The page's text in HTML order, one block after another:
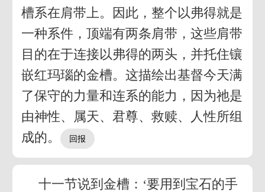
槽系在肩带上。因此，整个以弗得就是
一种系件，顶端有两条肩带，这些肩带
目的在于连接以弗得的两头，并托住镶
嵌红玛瑙的金槽。这描绘出基督今天满
了保守的力量和连系的能力，因为祂是
由神性、属天、君尊、救赎、人性所组
成的。
十一节说到金槽：‘要用到宝石的手